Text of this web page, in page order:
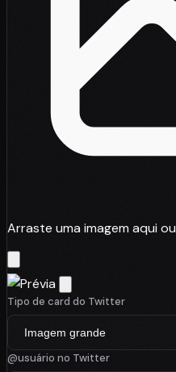
Arraste uma imagem aqui
Tipo de card do Twitter
@usuário no Twitter